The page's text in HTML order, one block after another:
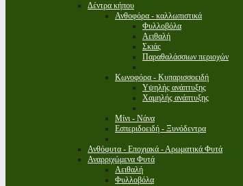
Δέντρα κήπου
Ανθοφόρα - καλλωπιστικά
Φυλλοβόλα
Αειθαλή
Σκιάς
Παραθαλάσσιων περιοχών
Κωνοφόρα - Κυπαρισσοειδή
Υψηλής ανάπτυξης
Χαμηλής ανάπτυξης
Μίνι - Νάνα
Εσπεριδοειδή - Ξυνόδεντρα
Ανθόφυτα - Εποχιακά - Αρωματικά Φυτά
Αναρριχώμενα Φυτά
Αειθαλή
Φυλλοβόλα